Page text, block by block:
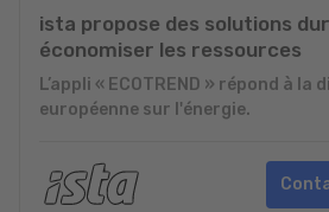
ista propose des solutions
économiser les ressources
L’appli « ECOTREND » répond à la
européenne sur l'énergie.